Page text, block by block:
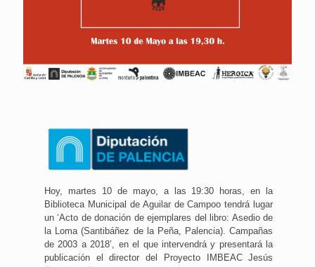
Hoy, martes 10 de mayo, a las 19:30 horas, en la
Biblioteca Municipal de Aguilar de Campoo tendrá lugar
un ‘Acto de donación de ejemplares del libro: Asedio de
la Loma (Santibáñez de la Peña, Palencia). Campañas
de 2003 a 2018’, en el que intervendrá y presentará la
publicación el director del Proyecto IMBEAC Jesús